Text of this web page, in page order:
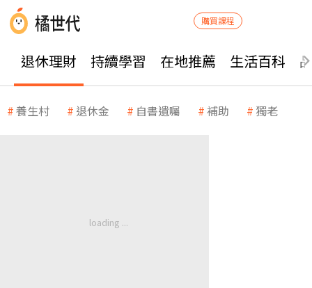
購買課程
退休理財 持續學習 在地推薦 生活百科
養生村 退休金 自書遺囑 補助 獨老